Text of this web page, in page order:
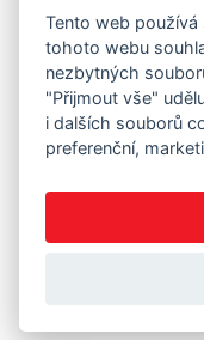
Tento web
tohoto webu
nezbytných
"Přijmout vše"
i dalších souborů
preferenční,